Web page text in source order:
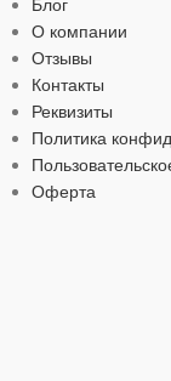
ДИАМЕТР
ТИП
резьбовой
Блог
О компании
Отзывы
Контакты
Реквизиты
Политика
Оферта